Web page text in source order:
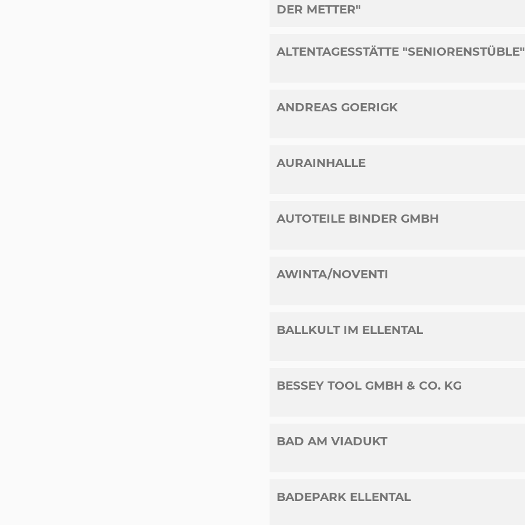
DER METTER"
ALTENTAGESSTÄTTE "SENIORENSTÜBLE"
ANDREAS GOERIGK
AURAINHALLE
AUTOTEILE BINDER GMBH
AWINTA/NOVENTI
BALLKULT IM ELLENTAL
BESSEY TOOL GMBH & CO. KG
BAD AM VIADUKT
BADEPARK ELLENTAL